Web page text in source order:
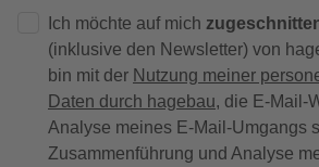
Ich möchte auf mich
(inklusive den Newsletter) von
bin mit der Nutzung meiner
Daten durch hagebau, die E-Mail-
Analyse meines E-Mail-Umgangs
Zusammenführung und Analyse